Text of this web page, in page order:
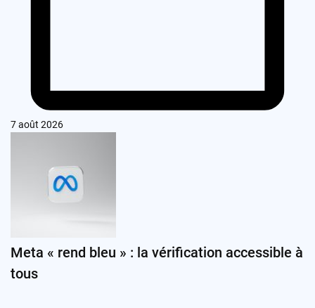
7 août 2026
Meta « rend bleu » : la vérification accessible à
tous